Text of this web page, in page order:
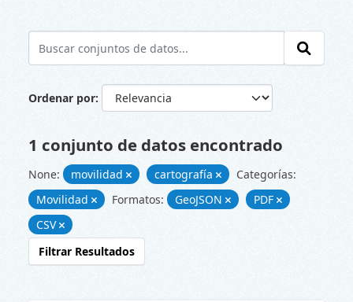
Ordenar por
1 conjunto de datos encontrado
None: movilidad cartografía
Categorías:
Movilidad
Formatos: GeoJSON
PDF
CSV
Filtrar Resultados